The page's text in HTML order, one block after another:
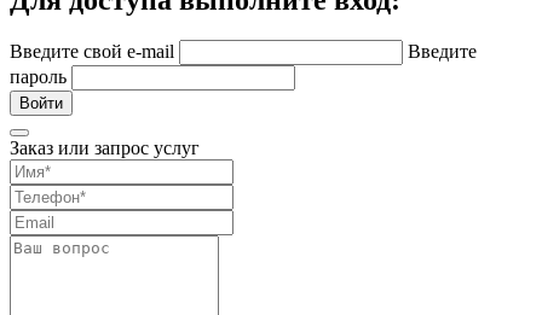
Введите свой e-mail
Введите
пароль
Войти
Заказ или запрос услуг